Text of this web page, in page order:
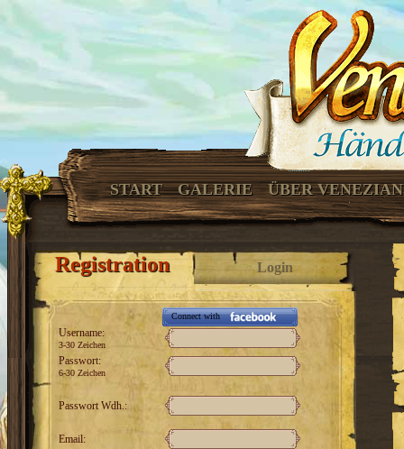
START GALERIE ÜBER
Registration Login
Connect with
Username:
3-30 Zeichen
Passwort:
6-30 Zeichen
Passwort Wdh.:
Email: